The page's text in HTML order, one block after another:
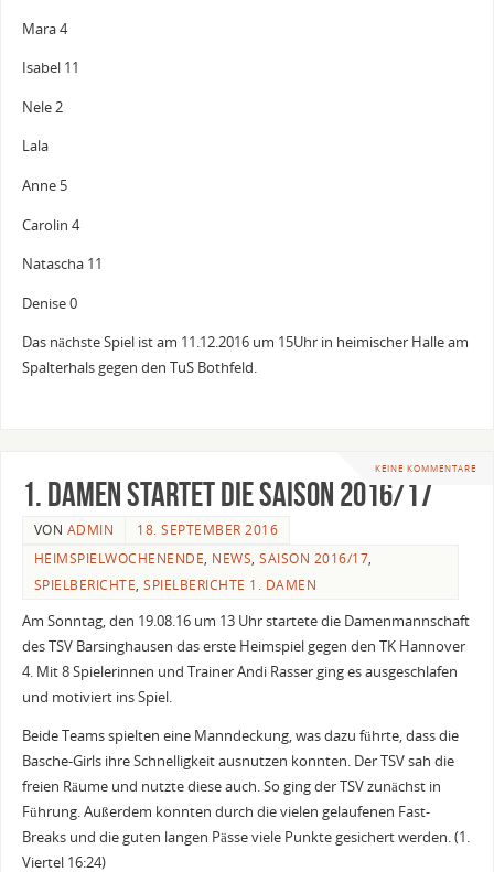
Mara 4
Isabel 11
Nele 2
Lala
Anne 5
Carolin 4
Natascha 11
Denise 0
Das nächste Spiel ist am 11.12.2016 um 15Uhr in heimischer Halle am
Spalterhals gegen den TuS Bothfeld.
KEINE KOMMENTARE
1. Damen startet die Saison 2016/17
VON ADMIN
18. SEPTEMBER 2016
HEIMSPIELWOCHENENDE, NEWS,SAISON 2016/17,
SPIELBERICHTE,SPIELBERICHTE 1. DAMEN
Am Sonntag, den 19.08.16 um 13 Uhr startete die Damenmannschaft
des TSV Barsinghausen das erste Heimspiel gegen den TK Hannover
4. Mit 8 Spielerinnen und Trainer Andi Rasser ging es ausgeschlafen
und motiviert ins Spiel.
Beide Teams spielten eine Manndeckung, was dazu führte, dass die
Basche-Girls ihre Schnelligkeit ausnutzen konnten. Der TSV sah die
freien Räume und nutzte diese auch. So ging der TSV zunächst in
Führung. Außerdem konnten durch die vielen gelaufenen Fast-
Breaks und die guten langen Pässe viele Punkte gesichert werden. (1.
Viertel 16:24)